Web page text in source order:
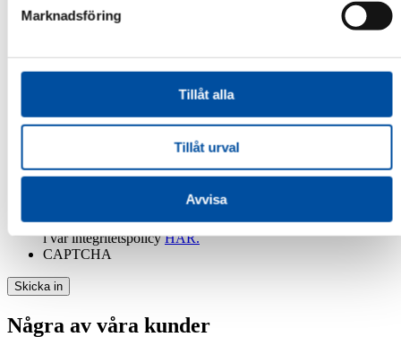
Marknadsföring
Tillåt alla
Tillåt urval
Avvisa
Meddelande*
Behandling av personuppgifter*
För information om hur vi behandlar personuppgifter, läs mer
i vår integritetspolicyHÄR.
CAPTCHA
Några av våra kunder